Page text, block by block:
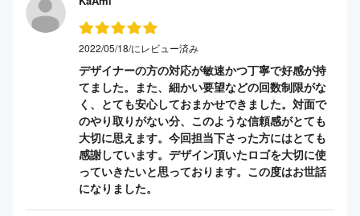
2022/05/18/にレビュー済み
デザイナーの方の対応が敏速かつ丁寧で好感が持
てました。また、細かい要望などの回数制限がな
く、とても安心しておまかせできました。対面で
のやり取りがない分、このような信頼感がとても
大切に思えます。今回担当下さった方にはとても
感謝しています。デザイン頂いたロゴを大切に使
っていきたいと思っております。この度はお世話
になりました。